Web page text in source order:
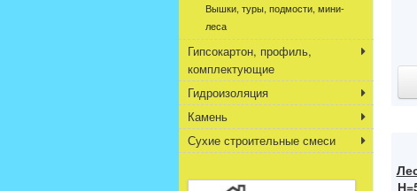
Вышки, туры, подмости, мини-
леса
Гипсокартон, профиль,
комплектующие
Гидроизоляция
Камень
Сухие строительные смеси